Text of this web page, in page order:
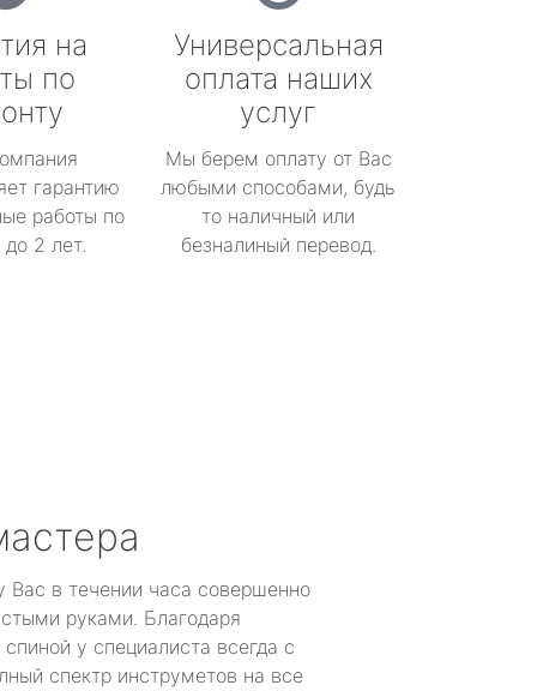
на
по
гарантию
работы по
2 лет.
Универсальная
оплата наших
услуг
Мы берем оплату от Вас
любыми способами, будь
то наличный или
безналиный перевод.
Вас в течении часа совершенно
руками. Благодаря
у специалиста всегда с
спектр инструметов на все